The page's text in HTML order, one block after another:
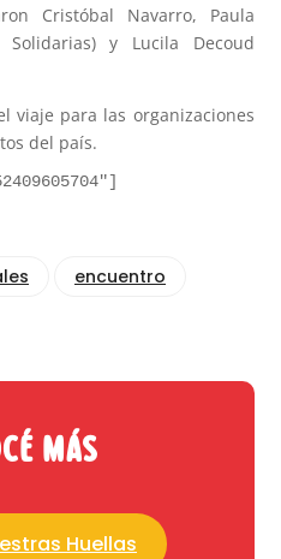
Cristóbal Navarro, Paula
y Lucila Decoud
viaje para las organizaciones
del país.
encuentro
más
Huellas